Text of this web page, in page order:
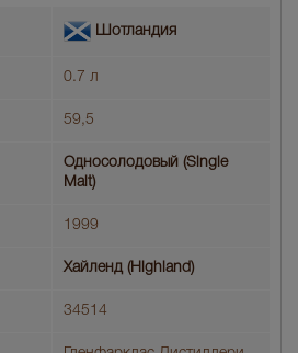
Шотландия
0.7 л
59,5
Односолодовый (Single
Malt)
1999
Хайленд (Highland)
34514